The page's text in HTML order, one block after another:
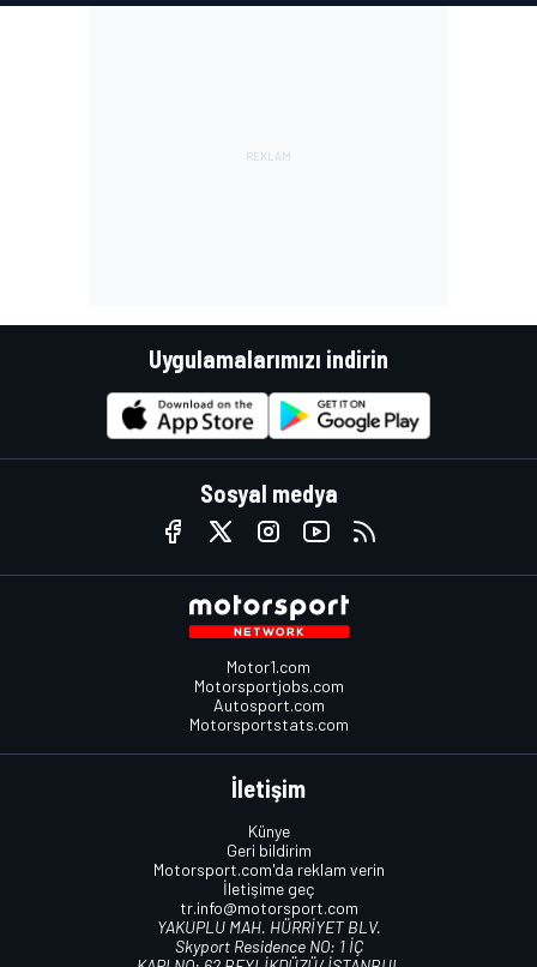
Uygulamalarımızı indirin
Sosyal medya
Motor1.com
Motorsportjobs.com
Autosport.com
Motorsportstats.com
İletişim
Künye
Geri bildirim
Motorsport.com'da reklam verin
İletişime geç
tr.info@motorsport.com
YAKUPLU MAH. HÜRRİYET BLV.
Skyport Residence NO: 1 İÇ